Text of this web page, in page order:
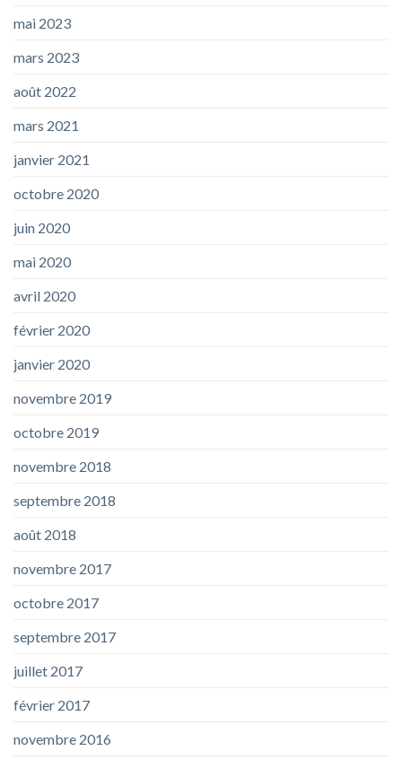
mai 2023
mars 2023
août 2022
mars 2021
janvier 2021
octobre 2020
juin 2020
mai 2020
avril 2020
février 2020
janvier 2020
novembre 2019
octobre 2019
novembre 2018
septembre 2018
août 2018
novembre 2017
octobre 2017
septembre 2017
juillet 2017
février 2017
novembre 2016